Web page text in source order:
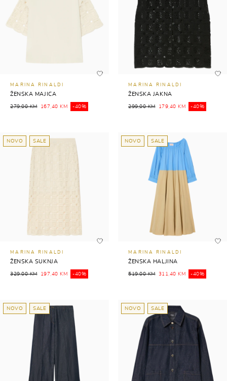
MARINA RINALDI
ŽENSKA MAJICA
279,00 KM 167,40 KM -40%
MARINA RINALDI
ŽENSKA JAKNA
299,00 KM 179,40 KM -40%
NOVO SALE
MARINA RINALDI
ŽENSKA SUKNJA
329,00 KM 197,40 KM -40%
NOVO SALE
MARINA RINALDI
ŽENSKA HALJINA
519,00 KM 311,40 KM -40%
NOVO SALE NOVO SALE